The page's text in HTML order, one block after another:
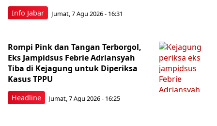
Info Jabar Jumat, 7 Agu 2026 - 16:31
Headline
Rompi Pink dan Tangan Terborgol,
Eks Jampidsus Febrie Adriansyah
Tiba di Kejagung untuk Diperiksa
Kasus TPPU
Jumat, 7 Agu 2026 - 16:25